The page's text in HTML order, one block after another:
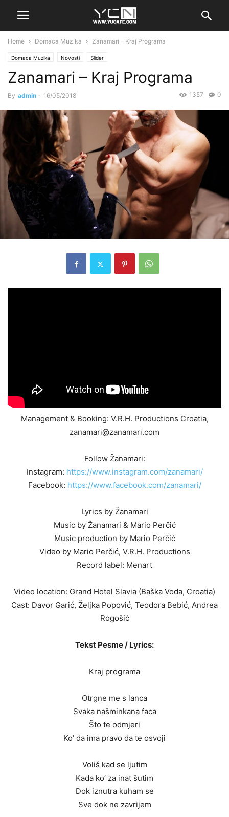
Home Domaca Muzika Zanamari – Kraj Programa
Domaca Muzika Novosti Slider
Zanamari – Kraj Programa
By admin - 16/05/2018 0
1357
Management & Booking: V.R.H. Productions Croatia,
zanamari@zanamari.com
Follow Žanamari:
Instagram: https://www.instagram.com/zanamari/
Facebook: https://www.facebook.com/zanamari/
Lyrics by Žanamari
Music by Žanamari & Mario Perčić
Music production by Mario Perčić
Video by Mario Perčić, V.R.H. Productions
Record label: Menart
Video location: Grand Hotel Slavia (Baška Voda, Croatia)
Cast: Davor Garić, Željka Popović, Teodora Bebić, Andrea
Rogošić
Tekst Pesme / Lyrics:
Kraj programa
Otrgne me s lanca
Svaka našminkana faca
Što te odmjeri
Ko’ da ima pravo da te osvoji
Voliš kad se ljutim
Kada ko’ za inat šutim
Dok iznutra kuham se
Sve dok ne zavrijem